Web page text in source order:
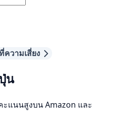
ความเสี่ยง
น
แนนสูงบน Amazon และ